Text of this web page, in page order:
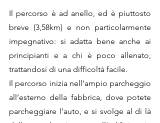
Il percorso è ad anello, ed è piuttosto
breve (3,58km) e non particolarmente
impegnativo: si adatta bene anche ai
principianti e a chi è poco allenato,
trattandosi di una difficoltà facile.
Il percorso inizia nell’ampio parcheggio
all’esterno della fabbrica, dove potete
parcheggiare l’auto, e si svolge al di là